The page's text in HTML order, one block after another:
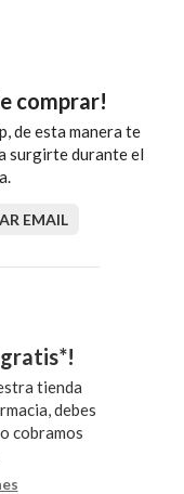
comprar!
de esta manera te
surgirte durante el
EMAIL
tienda
debes
cobramos